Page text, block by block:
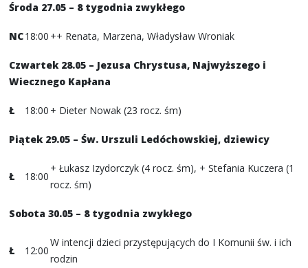
Środa 27.05 – 8 tygodnia zwykłego
NC18:00 ++ Renata, Marzena, Władysław Wroniak
Czwartek 28.05 – Jezusa Chrystusa, Najwyższego i
Wiecznego Kapłana
Ł 18:00 + Dieter Nowak (23 rocz. śm)
Piątek 29.05 – Św. Urszuli Ledóchowskiej, dziewicy
Ł 18:00
+ Łukasz Izydorczyk (4 rocz. śm), + Stefania Kuczera (1
rocz. śm)
Sobota 30.05 – 8 tygodnia zwykłego
Ł 12:00
W intencji dzieci przystępujących do I Komunii św. i ich
rodzin